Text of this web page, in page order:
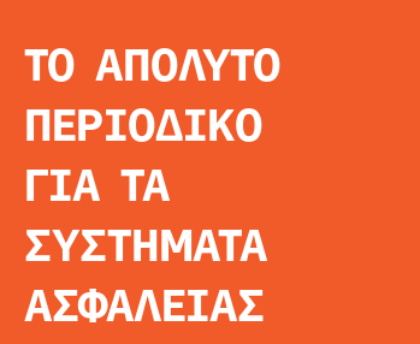
ΤΟ ΑΠΟΛΥΤΟ
ΠΕΡΙΟΔΙΚΟ
ΓΙΑ ΤΑ
ΣΥΣΤΗΜΑΤΑ
ΑΣΦΑΛΕΙΑΣ